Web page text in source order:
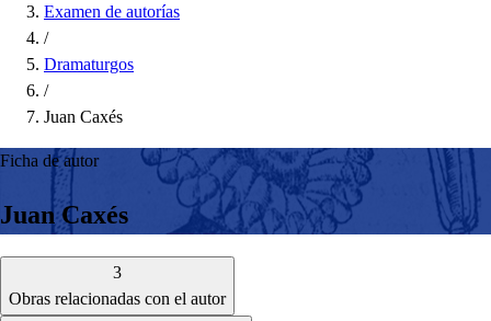
Examen de autorías
/
Dramaturgos
/
Juan Caxés
Ficha de autor
Juan Caxés
3
Obras relacionadas con el autor